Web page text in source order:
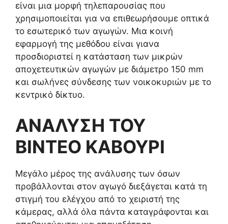
είναι μια μορφή τηλεπαρουσίας που
χρησιμοποιείται για να επιθεωρήσουμε οπτικά
το εσωτερικό των αγωγών. Μια κοινή
εφαρμογή της μεθόδου είναι γιανα
προσδιοριστεί η κατάσταση των μικρών
αποχετευτικών αγωγών με διάμετρο 150 mm
και σωλήνες σύνδεσης των νοικοκυριών με το
κεντρικό δίκτυο.
ΑΝΑΛΥΣΗ ΤΟΥ
ΒΙΝΤΕΟ ΚΑΒΟΥΡΙ
Μεγάλο μέρος της ανάλυσης των όσων
προβάλλονται στον αγωγό διεξάγεται κατά τη
στιγμή του ελέγχου από το χειριστή της
κάμερας, αλλά όλα πάντα καταγράφονται και